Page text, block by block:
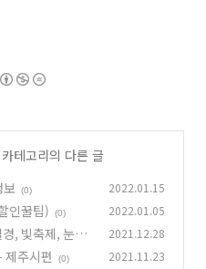
테고리의 다른 글
(0) 2022.01.15
인꿀팁) (0) 2022.01.05
, 빛축제, 눈썰
2021.12.28
제주도 가볼만한곳 10곳 - 제주시편 (0) 2021.11.23